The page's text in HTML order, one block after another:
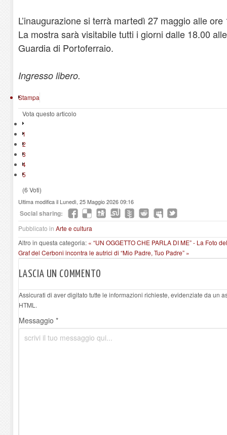
L’inaugurazione si terrà martedì 27 maggio alle ore
La mostra sarà visitabile tutti i giorni dalle 18.00
Guardia di Portoferraio.
Ingresso libero.
Stampa
Vota questo articolo
1
2
3
4
5
(6 Voti)
Ultima modifica il Lunedì, 25 Maggio 2026 09:16
Social sharing:
Pubblicato in Arte e cultura
Altro in questa categoria: « “UN OGGETTO CHE PARLA DI ME” - La Foto
Graf del Cerboni incontra le autrici di “Mio Padre, Tuo Padre” »
LASCIA UN COMMENTO
Assicurati di aver digitato tutte le informazioni richieste, evidenziate da un
HTML.
Messaggio *